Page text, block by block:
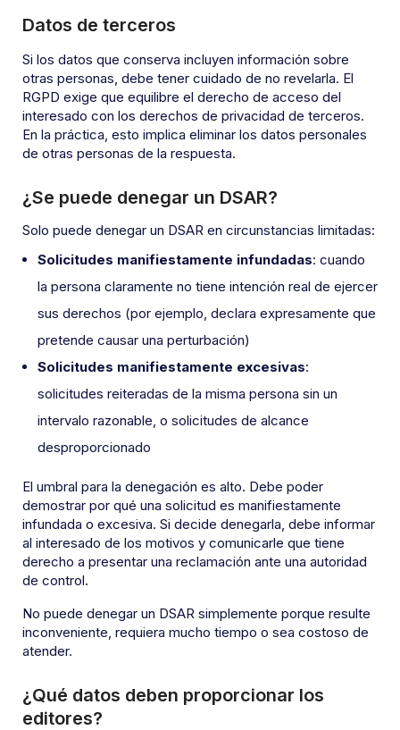
Datos de terceros
Si los datos que conserva incluyen información sobre
otras personas, debe tener cuidado de no revelarla. El
RGPD exige que equilibre el derecho de acceso del
interesado con los derechos de privacidad de terceros.
En la práctica, esto implica eliminar los datos personales
de otras personas de la respuesta.
¿Se puede denegar un DSAR?
Solo puede denegar un DSAR en circunstancias limitadas:
Solicitudes manifiestamente infundadas: cuando
la persona claramente no tiene intención real de ejercer
sus derechos (por ejemplo, declara expresamente que
pretende causar una perturbación)
Solicitudes manifiestamente excesivas:
solicitudes reiteradas de la misma persona sin un
intervalo razonable, o solicitudes de alcance
desproporcionado
El umbral para la denegación es alto. Debe poder
demostrar por qué una solicitud es manifiestamente
infundada o excesiva. Si decide denegarla, debe informar
al interesado de los motivos y comunicarle que tiene
derecho a presentar una reclamación ante una autoridad
de control.
No puede denegar un DSAR simplemente porque resulte
inconveniente, requiera mucho tiempo o sea costoso de
atender.
¿Qué datos deben proporcionar los
editores?